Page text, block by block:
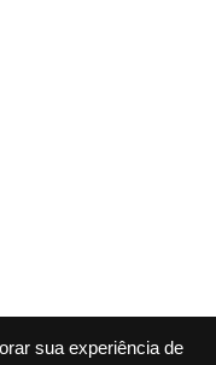
sua experiência de